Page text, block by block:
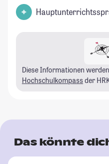
Diese Informationen
Hochschulkompass der
Das könnte